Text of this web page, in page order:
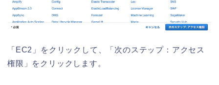
「EC2」をクリックして、「次のステップ：アクセス
権限」をクリックします。